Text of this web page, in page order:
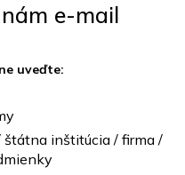
e-mail
uveďte:
štátna inštitúcia / firma /